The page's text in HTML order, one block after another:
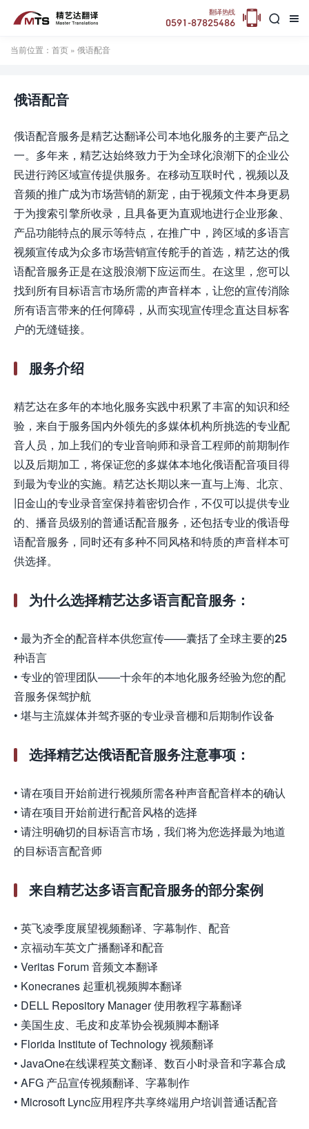


翻译热线
0591-87825486 
当前位置： 首页 » 俄语配音
俄语配音
俄语配音服务是精艺达翻译公司本地化服务的主要产品之
一。多年来，精艺达始终致力于为全球化浪潮下的企业公
民进行跨区域宣传提供服务。在移动互联时代，视频以及
音频的推广成为市场营销的新宠，由于视频文件本身更易
于为搜索引擎所收录，且具备更为直观地进行企业形象、
产品功能特点的展示等特点，在推广中，跨区域的多语言
视频宣传成为众多市场营销宣传舵手的首选，精艺达的俄
语配音服务正是在这股浪潮下应运而生。在这里，您可以
找到所有目标语言市场所需的声音样本，让您的宣传消除
所有语言带来的任何障碍，从而实现宣传理念直达目标客
户的无缝链接。
服务介绍
精艺达在多年的本地化服务实践中积累了丰富的知识和经
验，来自于服务国内外领先的多媒体机构所挑选的专业配
音人员，加上我们的专业音响师和录音工程师的前期制作
以及后期加工，将保证您的多媒体本地化俄语配音项目得
到最为专业的实施。精艺达长期以来一直与上海、北京、
旧金山的专业录音室保持着密切合作，不仅可以提供专业
的、播音员级别的普通话配音服务，还包括专业的俄语母
语配音服务，同时还有多种不同风格和特质的声音样本可
供选择。
为什么选择精艺达多语言配音服务：
• 最为齐全的配音样本供您宣传——囊括了全球主要的25
种语言
• 专业的管理团队——十余年的本地化服务经验为您的配
音服务保驾护航
• 堪与主流媒体并驾齐驱的专业录音棚和后期制作设备
选择精艺达俄语配音服务注意事项：
• 请在项目开始前进行视频所需各种声音配音样本的确认
• 请在项目开始前进行配音风格的选择
• 请注明确切的目标语言市场，我们将为您选择最为地道
的目标语言配音师
来自精艺达多语言配音服务的部分案例
• 英飞凌季度展望视频翻译、字幕制作、配音
• 京福动车英文广播翻译和配音
• Veritas Forum 音频文本翻译
• Konecranes 起重机视频脚本翻译
• DELL Repository Manager 使用教程字幕翻译
• 美国生皮、毛皮和皮革协会视频脚本翻译
• Florida Institute of Technology 视频翻译
• JavaOne在线课程英文翻译、数百小时录音和字幕合成
• AFG 产品宣传视频翻译、字幕制作
• Microsoft Lync应用程序共享终端用户培训普通话配音